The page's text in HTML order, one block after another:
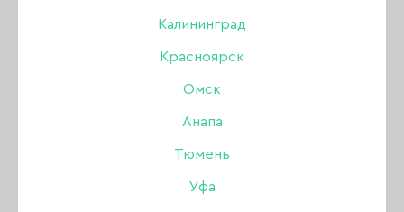
Калининград
Красноярск
Омск
Анапа
Тюмень
Уфа